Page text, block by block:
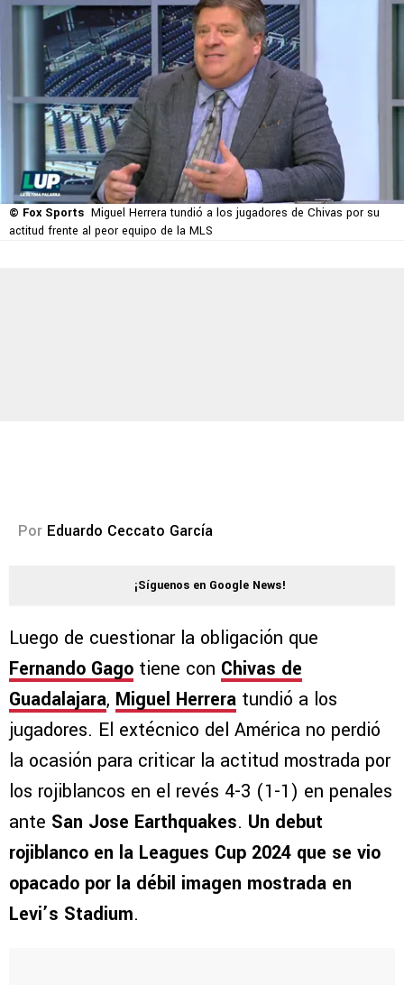
© Fox Sports Miguel Herrera tundió a los jugadores de Chivas por su
actitud frente al peor equipo de la MLS
Por Eduardo Ceccato García
¡Síguenos en Google News!
Luego de cuestionar la obligación que
Fernando Gago tiene con Chivas de
Guadalajara, Miguel Herrera tundió a los
jugadores. El extécnico del América no perdió
la ocasión para criticar la actitud mostrada por
los rojiblancos en el revés 4-3 (1-1) en penales
ante San Jose Earthquakes. Un debut
rojiblanco en la Leagues Cup 2024 que se vio
opacado por la débil imagen mostrada en
Levi’s Stadium.